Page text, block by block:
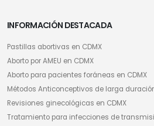
INFORMACIÓN DESTACADA
Pastillas abortivas en CDMX
Aborto por AMEU en CDMX
Aborto para pacientes foráneas en CDMX
Métodos Anticonceptivos de larga
Revisiones ginecológicas en CDMX
Tratamiento para infecciones de